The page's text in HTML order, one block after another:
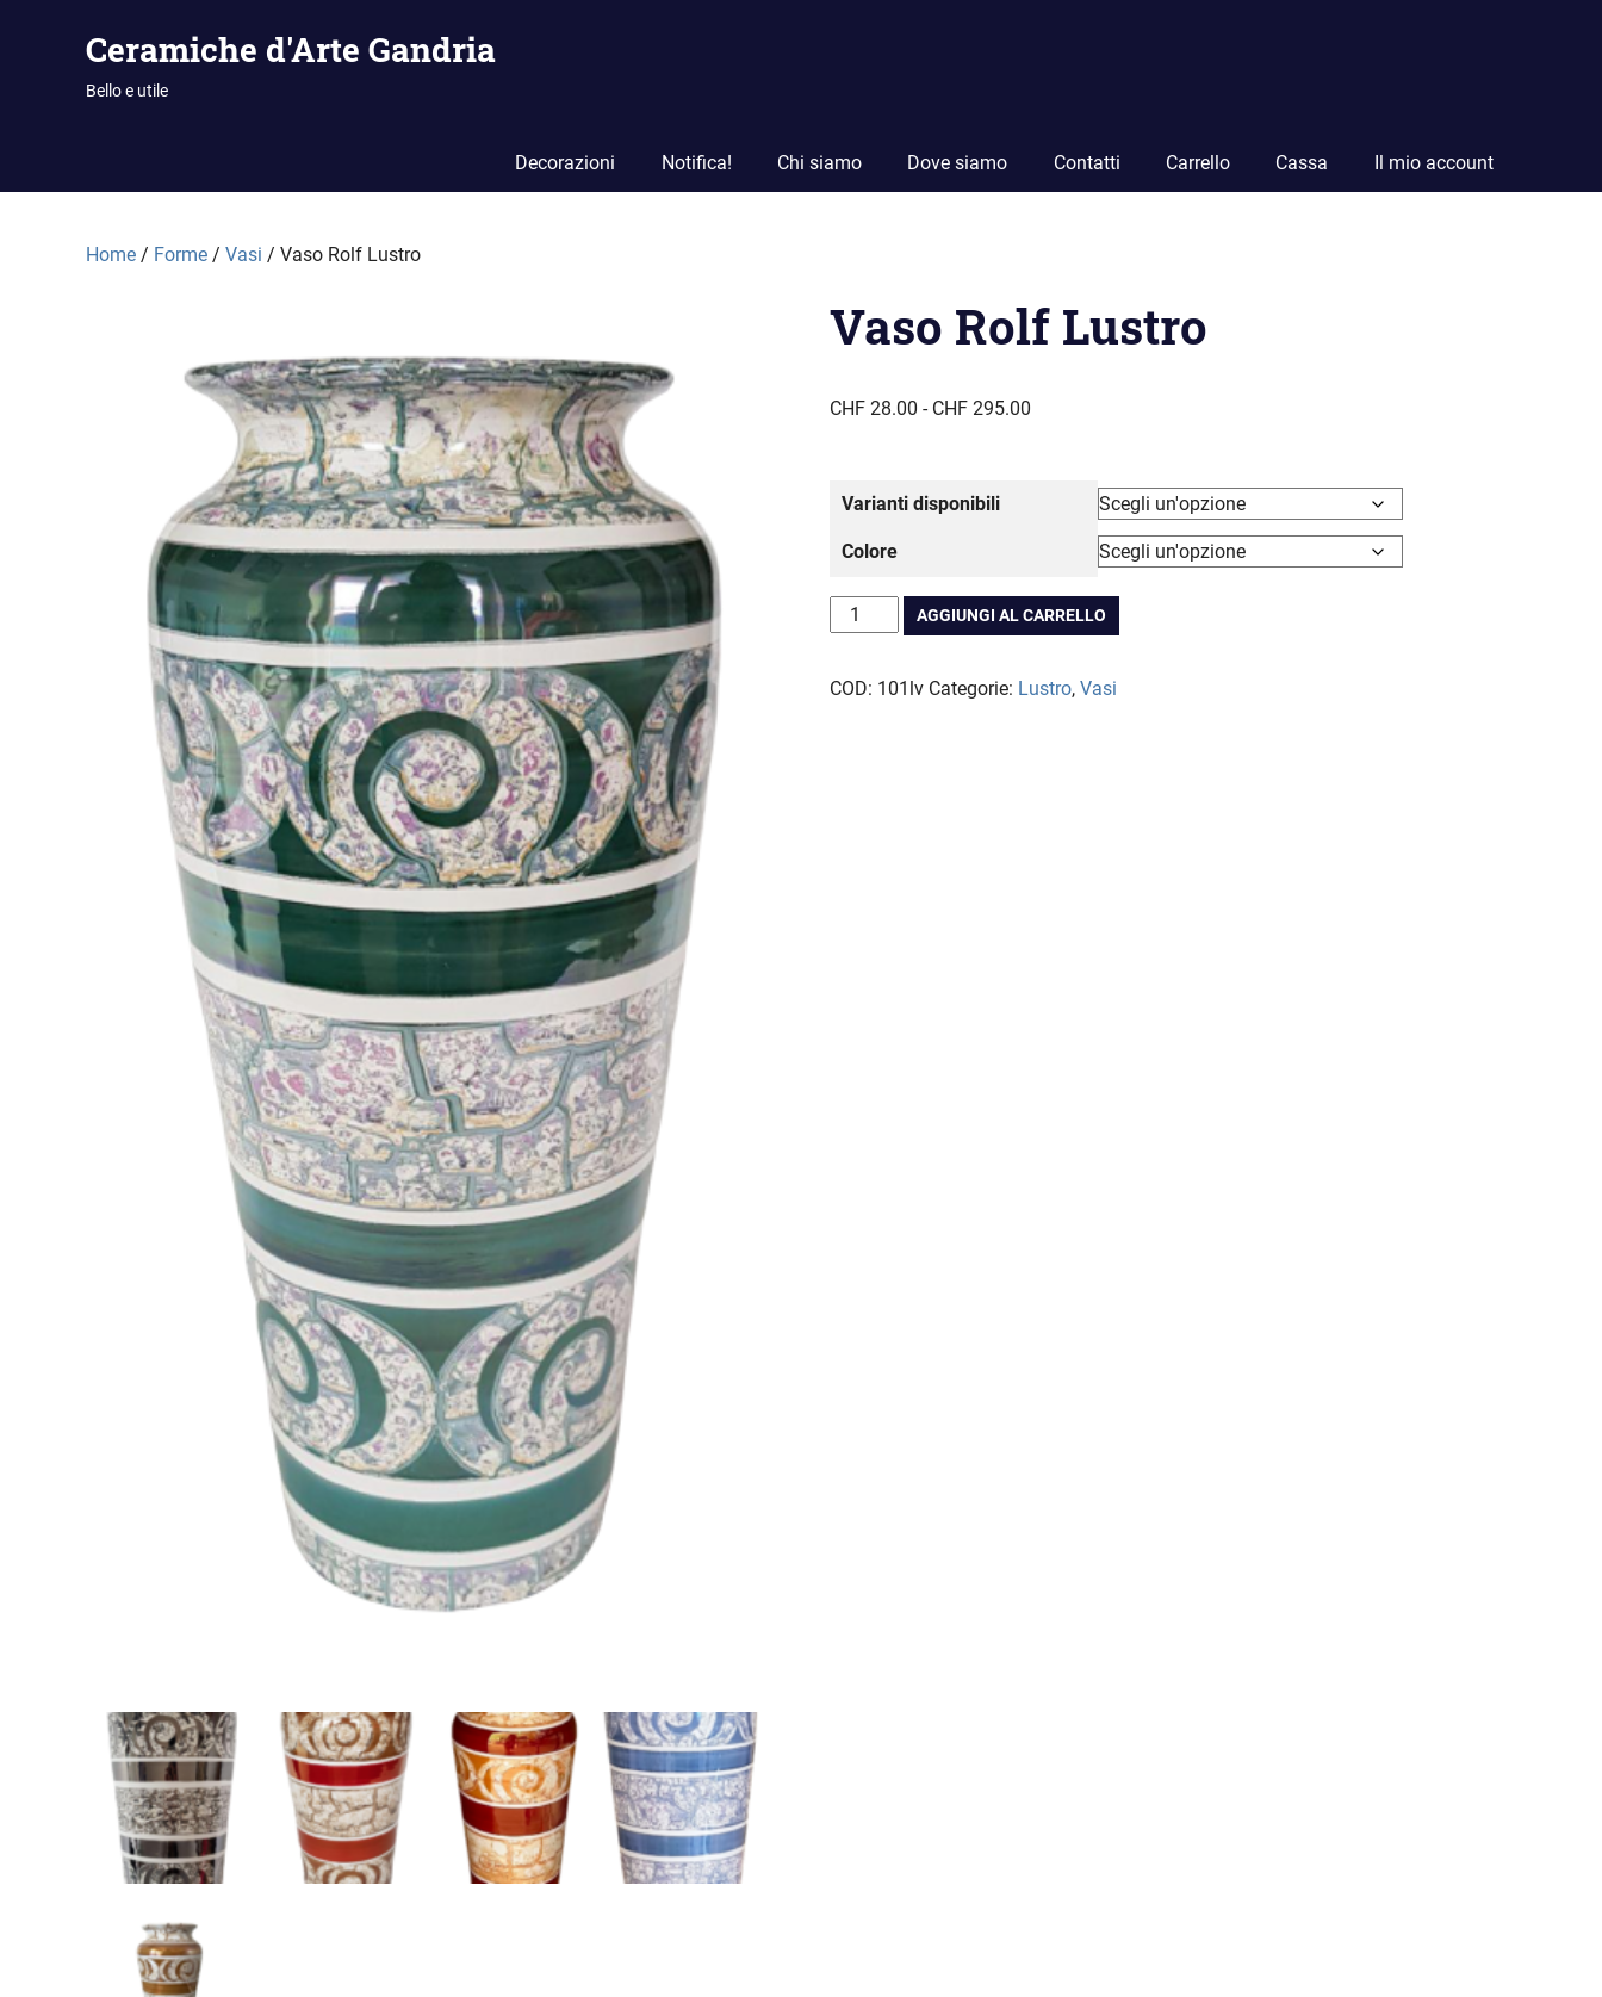
Ceramiche d'Arte Gandria
Bello e utile
Decorazioni Notifica! Chi siamo Dove siamo Contatti Carrello Cassa Il mio account
Home / Forme / Vasi / Vaso Rolf Lustro
Vaso Rolf Lustro
CHF 28.00 - CHF 295.00
CHF 28.00
Varianti disponibili
Colore
Vaso
Rolf
quantità
AGGIUNGI AL CARRELLO
COD: 101lv Categorie: Lustro, Vasi